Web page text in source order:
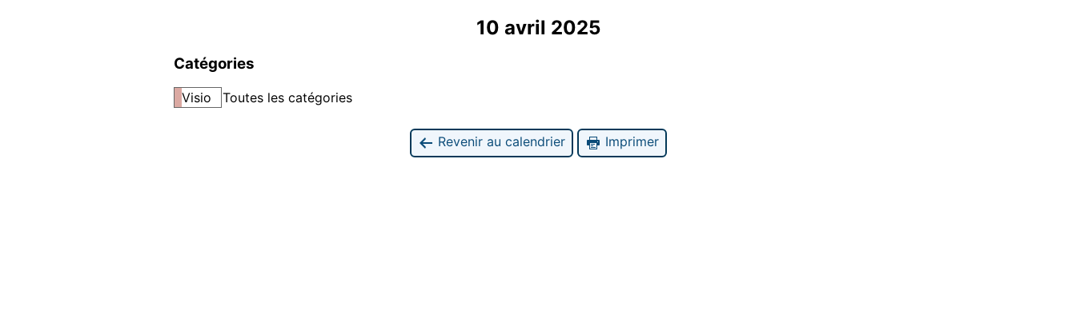
10 avril 2025
Catégories
Visio Toutes les catégories
Revenir au calendrier Imprimer